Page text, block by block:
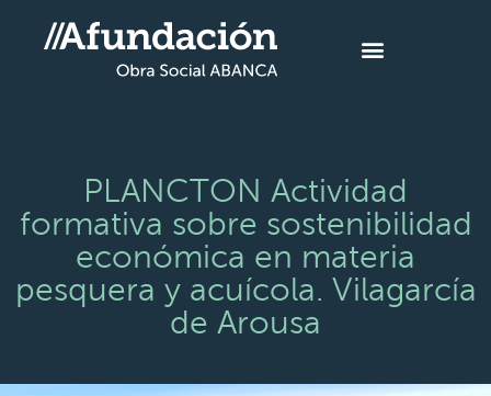
PLANCTON Actividad
formativa sobre sostenibilidad
económica en materia
pesquera y acuícola. Vilagarcía
de Arousa